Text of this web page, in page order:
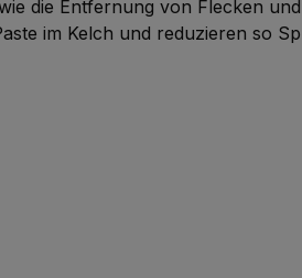
die Entfernung von Flecken
im Kelch und reduzieren so